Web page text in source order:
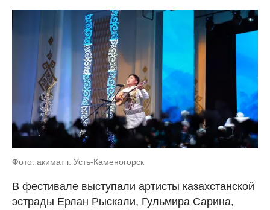
Фото: акимат г. Усть-Каменогорск
В фестивале выступали артисты казахстанской
эстрады Ерлан Рыскали, Гульмира Сарина,